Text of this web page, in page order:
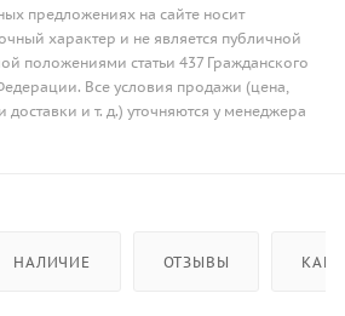
предложениях на сайте носит
характер и не является публичной
положениями статьи 437 Гражданского
Все условия продажи (цена,
доставки и т. д.) уточняются у менеджера
НАЛИЧИЕ ОТЗЫВЫ КАК